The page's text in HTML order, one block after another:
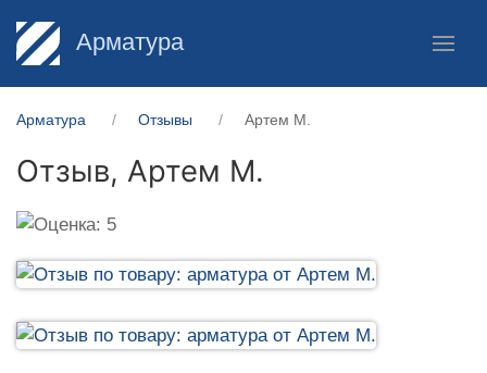
Арматура
Арматура Отзывы Артем М.
Отзыв, Артем М.